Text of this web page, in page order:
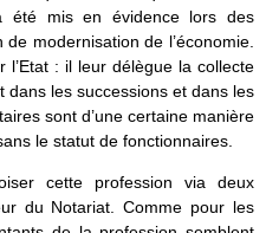
été mis en évidence lors des
modernisation de l’économie.
: il leur délègue la collecte
les successions et dans les
sont d’une certaine manière
le statut de fonctionnaires.
cette profession via deux
du Notariat. Comme pour les